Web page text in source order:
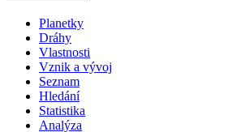
Planetky
Dráhy
Vlastnosti
Vznik a vývoj
Seznam
Hledání
Statistika
Analýza